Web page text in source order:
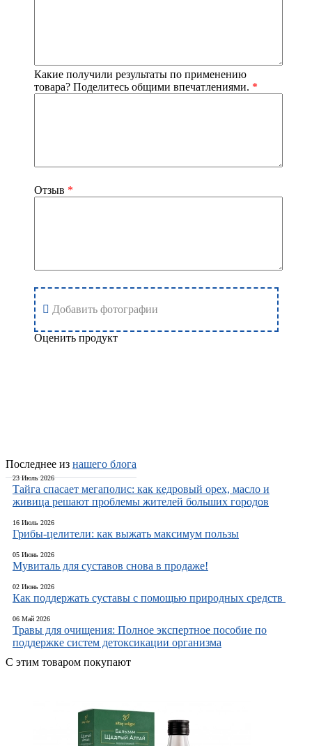
Какие получили результаты по применению
товара? Поделитесь общими впечатлениями. *
Отзыв *
Добавить фотографии
Оценить продукт
Последнее из нашего блога
23 Июль 2026
Тайга спасает мегаполис: как кедровый орех, масло и
живица решают проблемы жителей больших городов
16 Июль 2026
Грибы-целители: как выжать максимум пользы
05 Июнь 2026
Мувиталь для суставов снова в продаже!
02 Июнь 2026
Как поддержать суставы с помощью природных средств
06 Май 2026
Травы для очищения: Полное экспертное пособие по
поддержке систем детоксикации организма
С этим товаром покупают